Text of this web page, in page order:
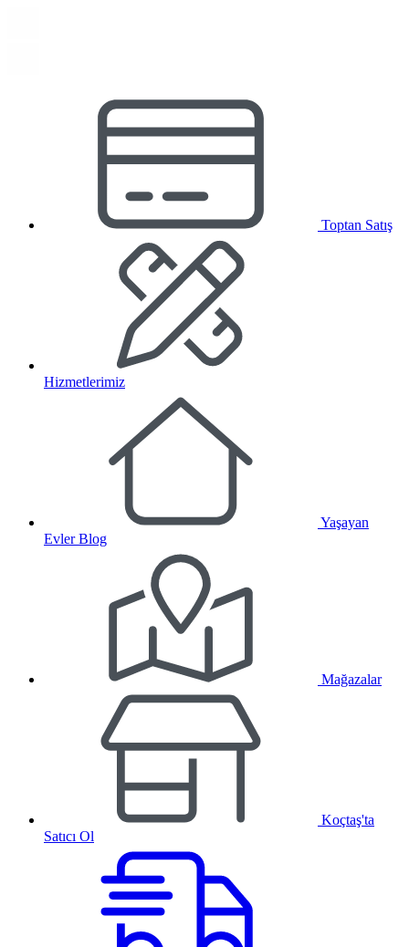
Toptan Satış
Hizmetlerimiz
Yaşayan
Evler Blog
Mağazalar
Koçtaş'ta
Satıcı Ol